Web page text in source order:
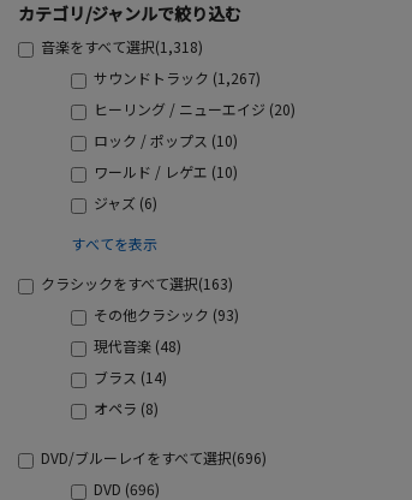
カテゴリ/ジャンルで絞り込む
音楽をすべて選択(1,318)
サウンドトラック (1,267)
ヒーリング / ニューエイジ (20)
ロック / ポップス (10)
ワールド / レゲエ (10)
ジャズ (6)
すべてを表示
クラシックをすべて選択(163)
その他クラシック (93)
現代音楽 (48)
ブラス (14)
オペラ (8)
DVD/ブルーレイをすべて選択(696)
DVD (696)